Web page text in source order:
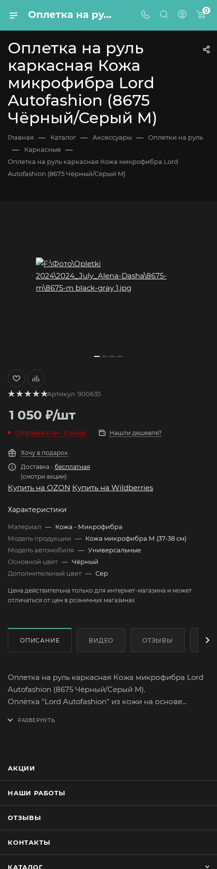
Оплетка на руль каркасная Кожа микрофибра Lord Autofashion (8675 Чёрный/Серый M) 0
Оплетка на руль
каркасная Кожа
микрофибра Lord
Autofashion (8675
Чёрный/Серый M)
Главная — Каталог — Аксессуары — Оплетки на руль
— Каркасные —
Оплетка на руль каркасная Кожа микрофибра Lord
Autofashion (8675 Чёрный/Серый M)
Артикул: 900635
1 050 ₽/шт
Отправка в теч. 10 дней Нашли дешевле?
Хочу в подарок
Доставка - бесплатная
(смотри акции)
Купить на OZON Купить на Wildberries
Характеристики
Материал — Кожа - Микрофибра
Модель продукции — Кожа микрофибра М (37-38 см)
Модель автомобиля — Универсальные
Основной цвет — Чёрный
Дополнительный цвет — Сер
Цена действительна только для интернет-магазина и может
отличаться от цен в розничных магазинах
ОПИСАНИЕ ВИДЕО ОТЗЫВЫ
Оплетка на руль каркасная Кожа микрофибра Lord
Autofashion (8675 Чёрный/Серый M).
Оплётка "Lord Autofashion" из кожи на основе
оригинального материала руля.
форму. Форму оплётки, на протяжении всего срока
каркас, который предотвращает её
Простейшая установка не займёт много времени.
АКЦИИ
НАШИ РАБОТЫ
ОТЗЫВЫ
КОНТАКТЫ
КАТАЛОГ